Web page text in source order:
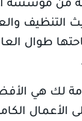
التنظيف
طوال
لك هي